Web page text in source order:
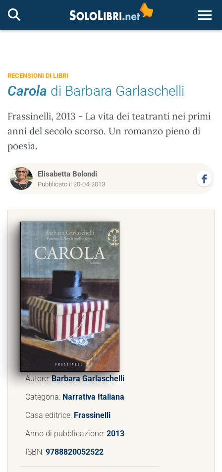
RECENSIONI DI LIBRI
Carola di Barbara Garlaschelli
Frassinelli, 2013 - La vita dei teatranti nei primi
anni del secolo scorso. Un romanzo pieno di
poesia.
Elisabetta Bolondi
Pubblicato il 20-04-2013
Autore:Barbara Garlaschelli
Categoria: Narrativa Italiana
Casa editrice: Frassinelli
Anno di pubblicazione: 2013
ISBN: 9788820052522